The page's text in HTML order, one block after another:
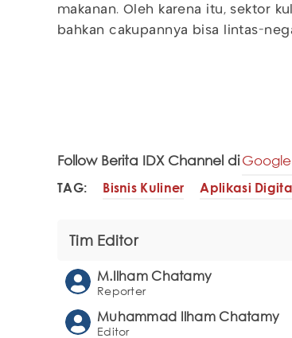
makanan. Oleh karena itu, sektor
bahkan cakupannya bisa lintas-
Follow Berita IDX Channel di
TAG: Bisnis Kuliner Aplikasi
Tim Editor
M.Ilham Chatamy
Reporter
Muhammad Ilham Chatamy
Editor